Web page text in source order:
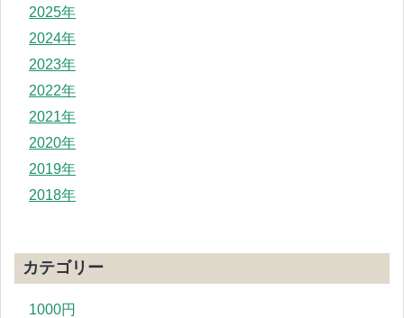
2025年
2024年
2023年
2022年
2021年
2020年
2019年
2018年
カテゴリー
1000円